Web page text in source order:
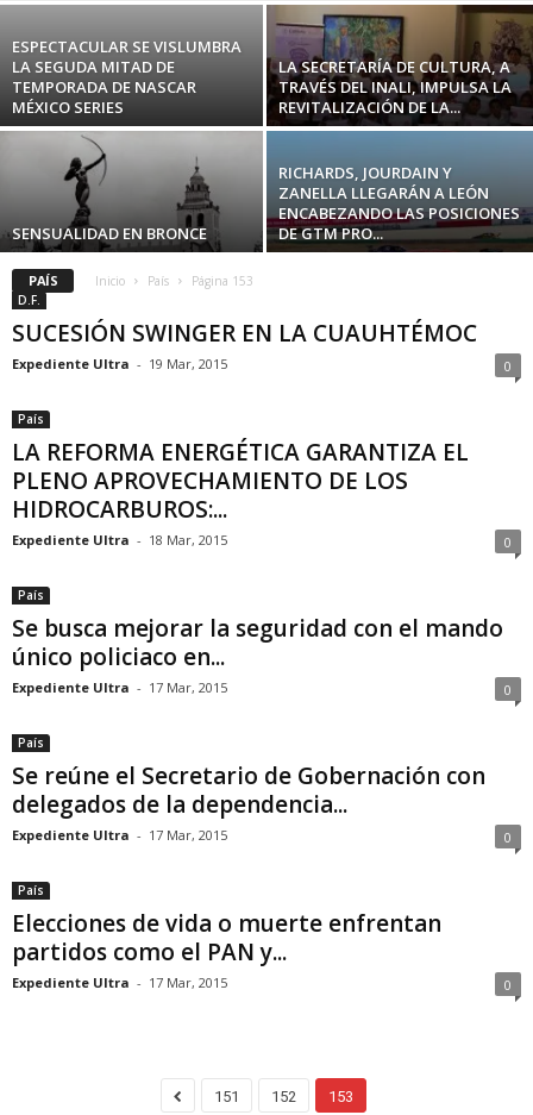
ESPECTACULAR SE VISLUMBRA
LA SEGUDA MITAD DE
TEMPORADA DE NASCAR
MÉXICO SERIES
LA SECRETARÍA DE CULTURA, A
TRAVÉS DEL INALI, IMPULSA LA
REVITALIZACIÓN DE LA...
SENSUALIDAD EN BRONCE
RICHARDS, JOURDAIN Y
ZANELLA LLEGARÁN A LEÓN
ENCABEZANDO LAS POSICIONES
DE GTM PRO...
PAÍS Inicio País
Página 153
D.F.
SUCESIÓN SWINGER EN LA CUAUHTÉMOC
Expediente Ultra - 19 Mar, 2015 0
País
LA REFORMA ENERGÉTICA GARANTIZA EL
PLENO APROVECHAMIENTO DE LOS
HIDROCARBUROS:...
Expediente Ultra - 18 Mar, 2015 0
País
Se busca mejorar la seguridad con el mando
único policiaco en...
Expediente Ultra - 17 Mar, 2015 0
País
Se reúne el Secretario de Gobernación con
delegados de la dependencia...
Expediente Ultra - 17 Mar, 2015 0
País
Elecciones de vida o muerte enfrentan
partidos como el PAN y...
Expediente Ultra - 17 Mar, 2015 0
151 152 153